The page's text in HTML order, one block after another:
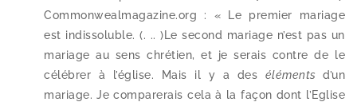
Commonwealmagazine​.org : « Le pre­mier mariage
est indis­so­luble. (. .. )Le second mariage n’est pas un
mariage au sens chré­tien, et je serais contre de le
célé­brer à l’é­glise. Mais il y a des élé­ments d’un
mariage. Je com­pa­re­rais cela à la façon dont l’Eglise